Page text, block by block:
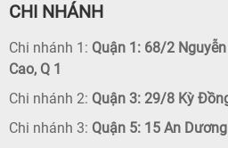
CHI NHÁNH
Chi nhánh 1: Quận 1: 68/2
Cao, Q 1
Chi nhánh 2: Quận 3: 29/8 Kỳ
Chi nhánh 3: Quận 5: 15 An